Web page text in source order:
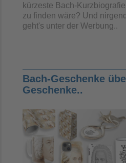
kürzeste Bach-
zu finden wäre? Und
geht's unter der Werbung..
Bach-Geschenke
Geschenke..